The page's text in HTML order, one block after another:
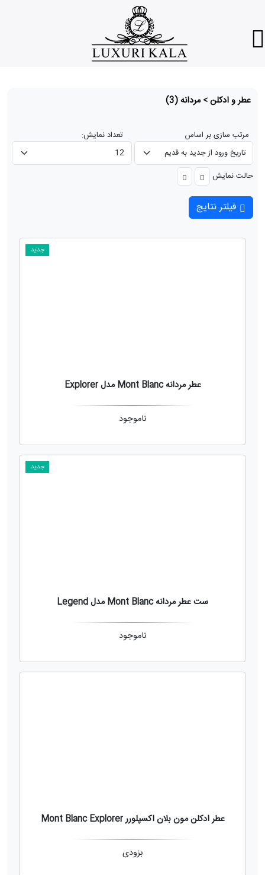
عطر و ادکلن>مردانه(3)
مرتب سازی بر اساس تعداد نمایش:
حالت نمایش
فیلتر نتایج
جدید
عطر مردانه Mont Blanc مدل Explorer
ناموجود
جدید
ست عطر مردانه Mont Blanc مدل Legend
ناموجود
عطر ادکلن مون بلان اکسپلورر Mont Blanc Explorer
بزودی